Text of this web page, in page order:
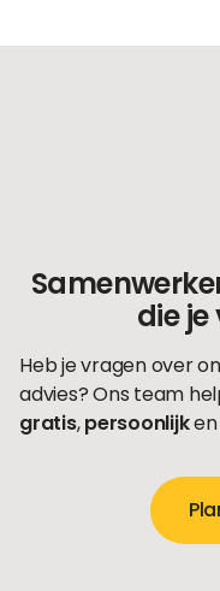
die
Heb je vragen over
advies? Ons team
gratis,persoonlijken